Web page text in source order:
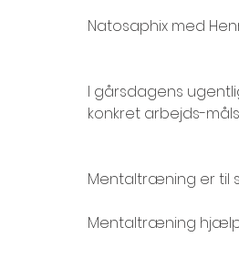
Natosaphix med
I gårsdagens
konkret arbejds-
Mentaltræning er til
Mentaltræning